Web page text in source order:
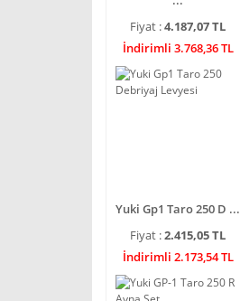
Fiyat :4.187,07 TL
İndirimli 3.768,36 TL
Yuki Gp1 Taro 250 D ...
Fiyat :2.415,05 TL
İndirimli 2.173,54 TL